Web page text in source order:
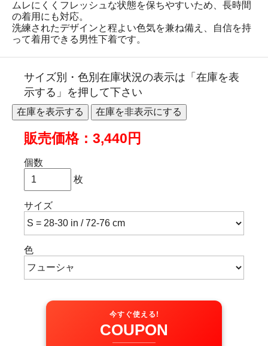
ムレにくくフレッシュな状態を保ちやすいため、長時間
の着用にも対応。
洗練されたデザインと程よい色気を兼ね備え、自信を持
って着用できる男性下着です。
サイズ別・色別在庫状況の表示は「在庫を表
示する」を押して下さい
販売価格：3,440円
個数
枚
サイズ
色
今すぐ使える!
COUPON